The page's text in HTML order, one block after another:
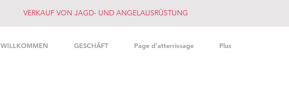
VERKAUF VON JAGD- UND ANGELAUSRÜSTUNG
WILLKOMMEN GESCHÄFT Page d'atterrissage Plus